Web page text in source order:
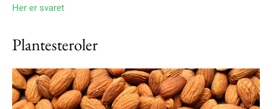
Her er svaret
Plantesteroler